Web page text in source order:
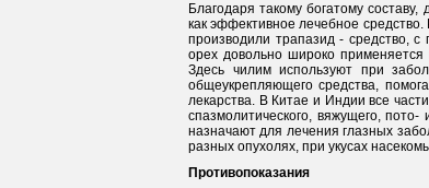
Благодаря такому богатому
как эффективное лечебное
производили трапазид - средство,
орех довольно широко применяется
Здесь чилим используют при
общеукрепляющего средства,
лекарства. В Китае и Индии все
спазмолитического, вяжущего,
назначают для лечения глазных
разных опухолях, при укусах
Противопоказания